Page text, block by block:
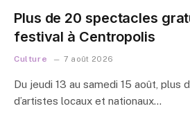
Plus de 20 spectacles
festival à Centropolis
Culture 7 août 2026
Du jeudi 13 au samedi 15 août, plus
d’artistes locaux et nationaux…